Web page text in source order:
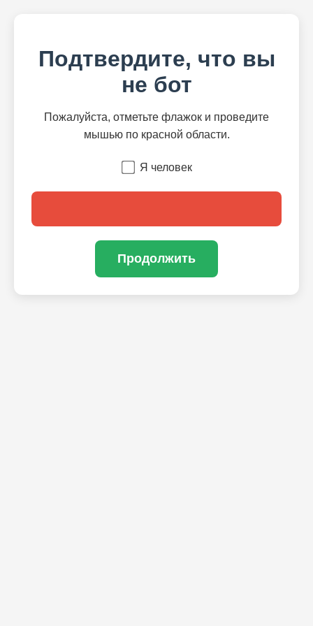
Подтвердите, что вы
не бот
Пожалуйста, отметьте флажок и проведите
мышью по красной области.
Я человек
Продолжить